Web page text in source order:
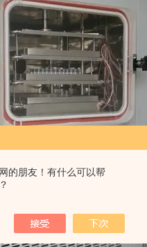
的朋友！有什么可以帮